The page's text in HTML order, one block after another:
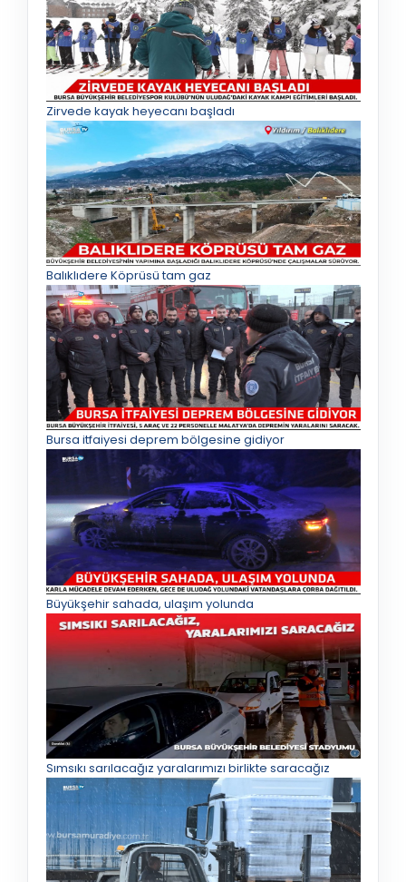
Zirvede kayak heyecanı başladı
Balıklıdere Köprüsü tam gaz
Bursa itfaiyesi deprem bölgesine gidiyor
Büyükşehir sahada, ulaşım yolunda
Sımsıkı sarılacağız yaralarımızı birlikte saracağız